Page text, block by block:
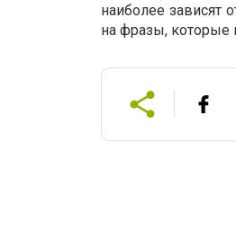
наиболее зависят
на фразы,